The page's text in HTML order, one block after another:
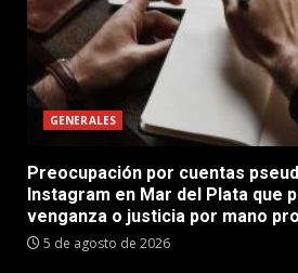
GENERALES
Preocupación por cuentas
Instagram en Mar del Plata que
venganza o justicia por mano
5 de agosto de 2026